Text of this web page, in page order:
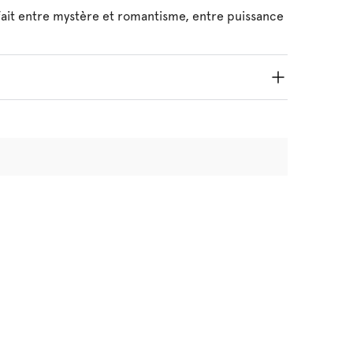
entre mystère et romantisme, entre puissance